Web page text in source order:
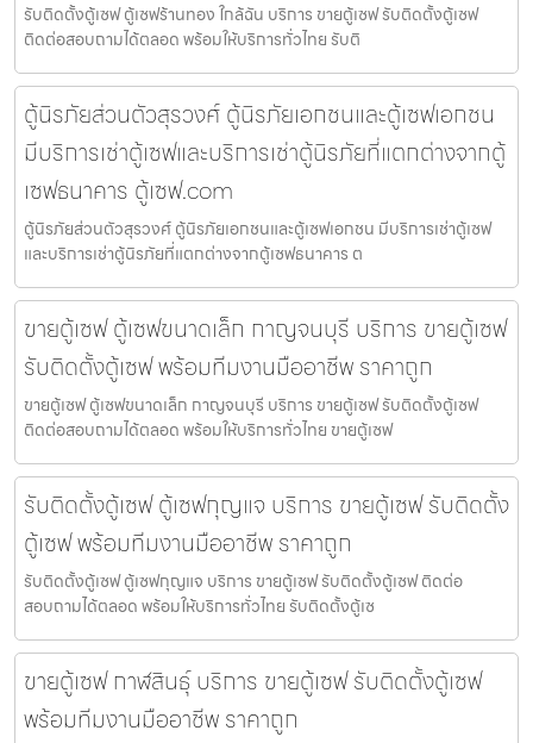
รับติดตั้งตู้เซฟ ตู้เซฟร้านทอง ใกล้ฉัน บริการ ขายตู้เซฟ รับติดตั้งตู้เซฟ
ติดต่อสอบถามได้ตลอด พร้อมให้บริการทั่วไทย รับติ
ตู้นิรภัยส่วนตัวสุรวงศ์ ตู้นิรภัยเอกชนและตู้เซฟเอกชน
มีบริการเช่าตู้เซฟและบริการเช่าตู้นิรภัยที่แตกต่างจากตู้
เซฟธนาคาร ตู้เซฟ.com
ตู้นิรภัยส่วนตัวสุรวงศ์ ตู้นิรภัยเอกชนและตู้เซฟเอกชน มีบริการเช่าตู้เซฟ
และบริการเช่าตู้นิรภัยที่แตกต่างจากตู้เซฟธนาคาร ต
ขายตู้เซฟ ตู้เซฟขนาดเล็ก กาญจนบุรี บริการ ขายตู้เซฟ
รับติดตั้งตู้เซฟ พร้อมทีมงานมืออาชีพ ราคาถูก
ขายตู้เซฟ ตู้เซฟขนาดเล็ก กาญจนบุรี บริการ ขายตู้เซฟ รับติดตั้งตู้เซฟ
ติดต่อสอบถามได้ตลอด พร้อมให้บริการทั่วไทย ขายตู้เซฟ
รับติดตั้งตู้เซฟ ตู้เซฟกุญแจ บริการ ขายตู้เซฟ รับติดตั้ง
ตู้เซฟ พร้อมทีมงานมืออาชีพ ราคาถูก
รับติดตั้งตู้เซฟ ตู้เซฟกุญแจ บริการ ขายตู้เซฟ รับติดตั้งตู้เซฟ ติดต่อ
สอบถามได้ตลอด พร้อมให้บริการทั่วไทย รับติดตั้งตู้เซ
ขายตู้เซฟ กาฬสินธุ์ บริการ ขายตู้เซฟ รับติดตั้งตู้เซฟ
พร้อมทีมงานมืออาชีพ ราคาถูก